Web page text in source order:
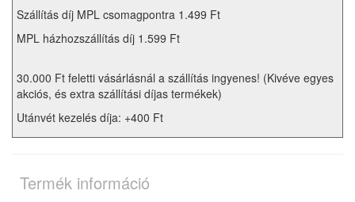
Szállítás díj MPL csomagpontra 1.499 Ft
MPL házhozszállítás díj 1.599 Ft
30.000 Ft feletti vásárlásnál a szállítás ingyenes! (Kivéve egyes
akciós, és extra szállítási díjas termékek)
Utánvét kezelés díja: +400 Ft
Termék információ